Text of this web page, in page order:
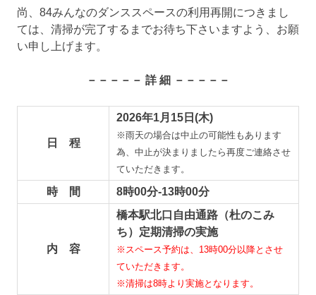
尚、84みんなのダンススペースの利用再開につきまし
ては、清掃が完了するまでお待ち下さいますよう、お願
い申し上げます。
－－－－－ 詳 細 －－－－－
日 程
2026年1月15日(木)
※雨天の場合は中止の可能性もあります
為、中止が決まりましたら再度ご連絡させ
ていただきます。
時 間 8時00分-13時00分
内 容
橋本駅北口自由通路（杜のこみ
ち）定期清掃の実施
※スペース予約は、13時00分以降とさせ
ていただきます。
※清掃は8時より実施となります。